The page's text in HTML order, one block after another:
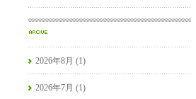
2026年8月 (1)
2026年7月 (1)